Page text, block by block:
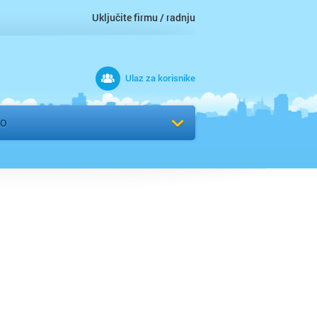
Uključite firmu / radnju
Ulaz za korisnike